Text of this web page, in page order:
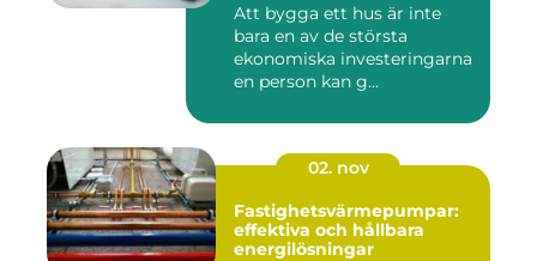
Att bygga ett hus är inte
bara en av de största
ekonomiska investeringarna
en person kan g...
02. nov
Fastighetsvärmepumpar:
effektiva och hållbara
energilösningar